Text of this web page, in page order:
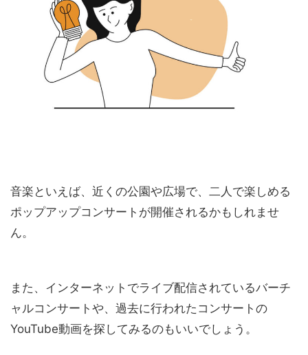
音楽といえば、近くの公園や広場で、二人で楽しめる
ポップアップコンサートが開催されるかもしれませ
ん。
また、インターネットでライブ配信されているバーチ
ャルコンサートや、過去に行われたコンサートの
YouTube動画を探してみるのもいいでしょう。